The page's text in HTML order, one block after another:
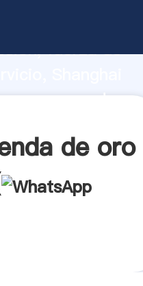
fuerza de
proveedor
de oro